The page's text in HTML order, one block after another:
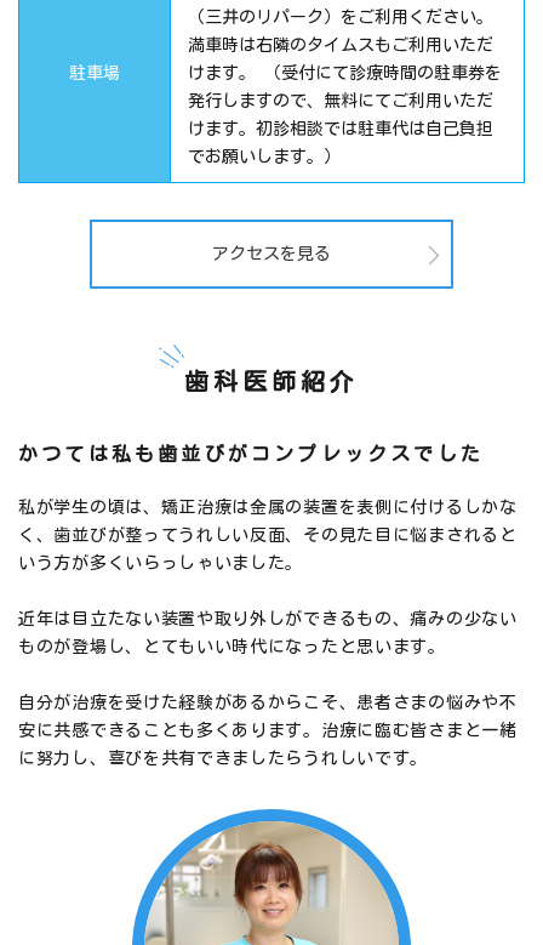
駐車場
（三井のリパーク）をご利用ください。
満車時は右隣のタイムスもご利用いただ
けます。 （受付にて診療時間の駐車券を
発行しますので、無料にてご利用いただ
けます。初診相談では駐車代は自己負担
でお願いします。）
アクセスを見る
歯科医師紹介
かつては私も歯並びがコンプレックスでした
私が学生の頃は、矯正治療は金属の装置を表側に付けるしかな
く、歯並びが整ってうれしい反面、その見た目に悩まされると
いう方が多くいらっしゃいました。
近年は目立たない装置や取り外しができるもの、痛みの少ない
ものが登場し、とてもいい時代になったと思います。
自分が治療を受けた経験があるからこそ、患者さまの悩みや不
安に共感できることも多くあります。治療に臨む皆さまと一緒
に努力し、喜びを共有できましたらうれしいです。